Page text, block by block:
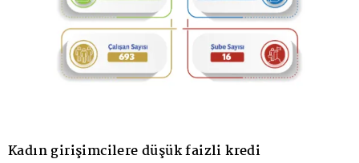
Kadın girişimcilere düşük faizli kredi